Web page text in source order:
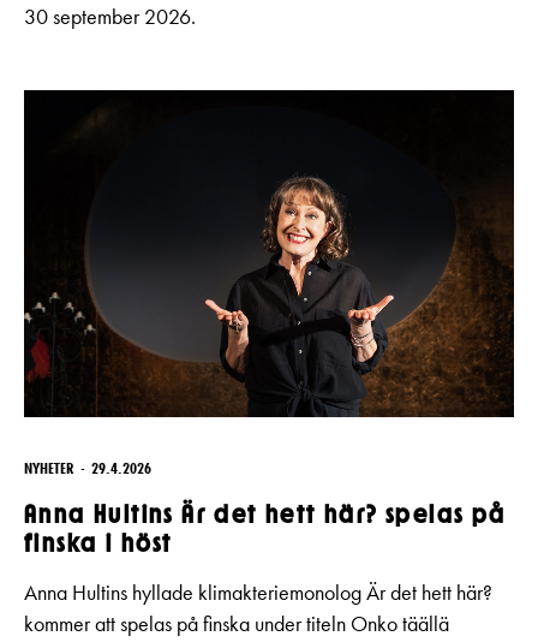
30 september 2026.
NYHETER 29.4.2026
Anna Hultins Är det hett här? spelas på
finska i höst
Anna Hultins hyllade klimakteriemonolog Är det hett här?
kommer att spelas på finska under titeln Onko täällä